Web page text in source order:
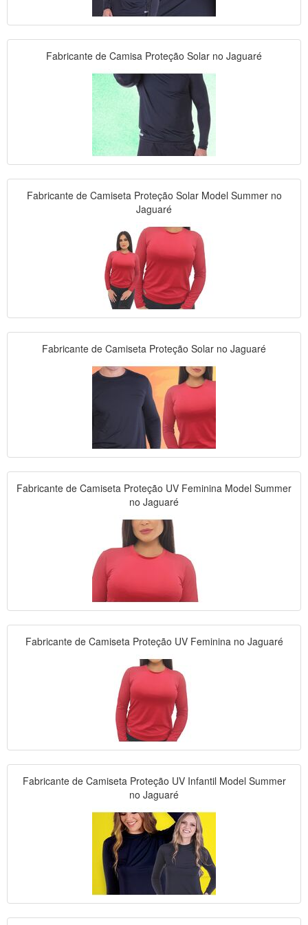
Fabricante de Camisa Proteção Solar no Jaguaré
Fabricante de Camiseta Proteção Solar Model Summer no
Jaguaré
Fabricante de Camiseta Proteção Solar no Jaguaré
Fabricante de Camiseta Proteção UV Feminina Model Summer
no Jaguaré
Fabricante de Camiseta Proteção UV Feminina no Jaguaré
Fabricante de Camiseta Proteção UV Infantil Model Summer
no Jaguaré